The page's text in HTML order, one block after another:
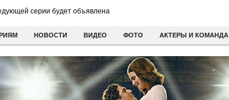
серии будет объявлена
НОВОСТИ ВИДЕО ФОТО АКТЕРЫ И КОМАНДА